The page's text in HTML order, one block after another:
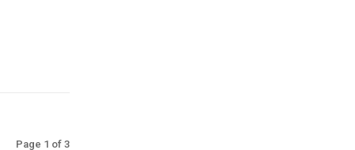
Page 1 of 3